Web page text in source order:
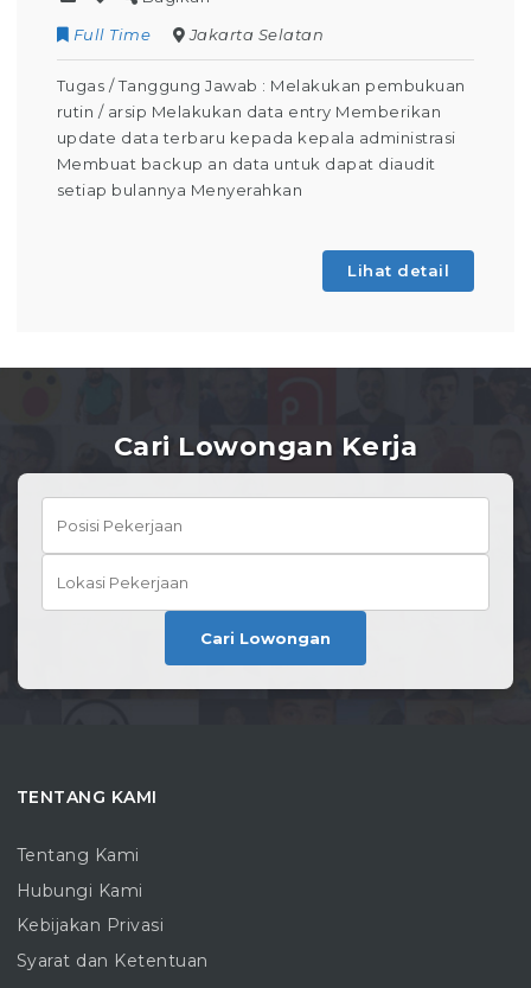
Full Time
Jakarta Selatan
Tugas / Tanggung Jawab : Melakukan pembukuan
rutin / arsip Melakukan data entry Memberikan
update data terbaru kepada kepala administrasi
Membuat backup an data untuk dapat diaudit
setiap bulannya Menyerahkan
Lihat detail
Cari Lowongan Kerja
Cari Lowongan
TENTANG KAMI
Tentang Kami
Hubungi Kami
Kebijakan Privasi
Syarat dan Ketentuan